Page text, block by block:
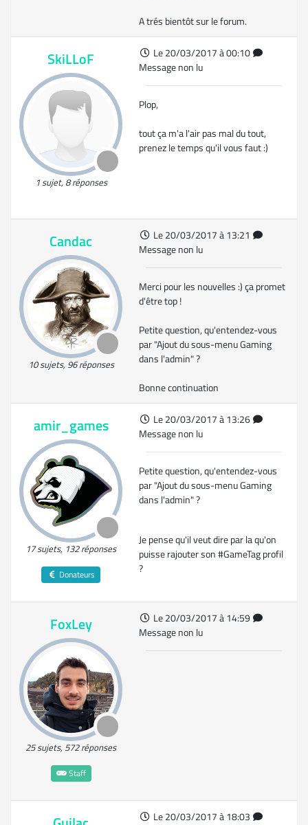
A trés bientôt sur le forum.
SkiLLoF
1 sujet, 8 réponses
Le 20/03/2017 à 00:10
Message non lu
Plop,
tout ça m'a l'air pas mal du tout,
prenez le temps qu'il vous faut :)
Candac
10 sujets, 96 réponses
Le 20/03/2017 à 13:21
Message non lu
Merci pour les nouvelles :) ça promet
d'être top !
Petite question, qu'entendez-vous
par "Ajout du sous-menu Gaming
dans l'admin" ?
Bonne continuation
amir_games
17 sujets, 132 réponses
Donateurs
Le 20/03/2017 à 13:26
Message non lu
Petite question, qu'entendez-vous
par "Ajout du sous-menu Gaming
dans l'admin" ?
Je pense qu'il veut dire par la qu'on
puisse rajouter son #GameTag profil
?
FoxLey
25 sujets, 572 réponses
Staff
Le 20/03/2017 à 14:59
Message non lu
Le 20/03/2017 à 18:03